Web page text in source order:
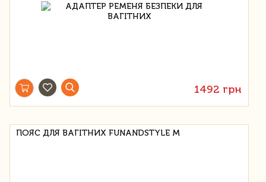
1492 грн
ПОЯС ДЛЯ ВАГІТНИХ FUNANDSTYLE M